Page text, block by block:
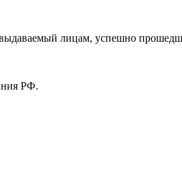
лицам, успешно
РФ.